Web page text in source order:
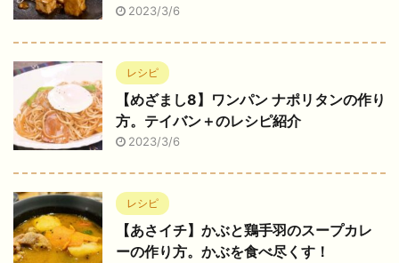
2023/3/6
レシピ
【めざまし8】ワンパン ナポリタンの作り
方。テイバン＋のレシピ紹介
2023/3/6
レシピ
【あさイチ】かぶと鶏手羽のスープカレ
ーの作り方。かぶを食べ尽くす！